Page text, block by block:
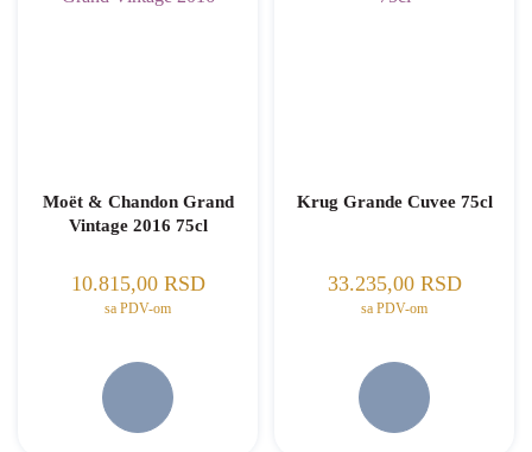
Moët & Chandon Grand
Vintage 2016 75cl
10.815,00 RSD
sa PDV-om
Krug Grande Cuvee 75cl
33.235,00 RSD
sa PDV-om